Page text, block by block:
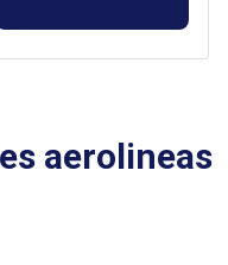
aerolineas